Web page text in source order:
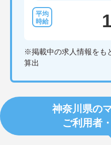
※掲載中の求人情報をも
算出
神奈川県の
ご利用者